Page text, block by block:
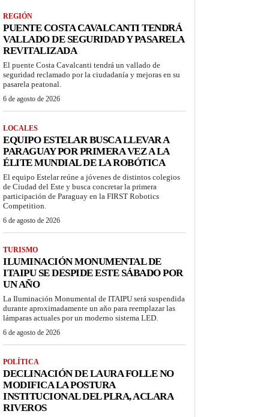
REGIÓN
PUENTE COSTA CAVALCANTI TENDRÁ
VALLADO DE SEGURIDAD Y PASARELA
REVITALIZADA
El puente Costa Cavalcanti tendrá un vallado de
seguridad reclamado por la ciudadanía y mejoras en su
pasarela peatonal.
6 de agosto de 2026
LOCALES
EQUIPO ESTELAR BUSCA LLEVAR A
PARAGUAY POR PRIMERA VEZ A LA
ÉLITE MUNDIAL DE LA ROBÓTICA
El equipo Estelar reúne a jóvenes de distintos colegios
de Ciudad del Este y busca concretar la primera
participación de Paraguay en la FIRST Robotics
Competition.
6 de agosto de 2026
TURISMO
ILUMINACIÓN MONUMENTAL DE
ITAIPU SE DESPIDE ESTE SÁBADO POR
UN AÑO
La Iluminación Monumental de ITAIPU será suspendida
durante aproximadamente un año para reemplazar las
lámparas actuales por un moderno sistema LED.
6 de agosto de 2026
POLÍTICA
DECLINACIÓN DE LAURA FOLLE NO
MODIFICA LA POSTURA
INSTITUCIONAL DEL PLRA, ACLARA
RIVEROS